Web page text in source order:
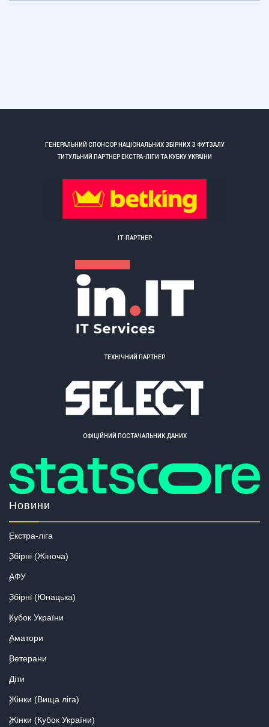
ГЕНЕРАЛЬНИЙ СПОНСОР НАЦІОНАЛЬНИХ ЗБІРНИХ З ФУТЗАЛУ
ТИТУЛЬНИЙ ПАРТНЕР ЕКСТРА-ЛІГИ ТА КУБКУ УКРАЇНИ
ІТ-ПАРТНЕР
ТЕХНІЧНИЙ ПАРТНЕР
ОФІЦІЙНИЙ ПОСТАЧАЛЬНИК ДАНИХ
Новини
Екстра-ліга
Збірні (Жіноча)
АФУ
Збірні (Юнацька)
Кубок України
Аматори
Ветерани
Діти
Жінки (Вища ліга)
Жінки (Кубок України)